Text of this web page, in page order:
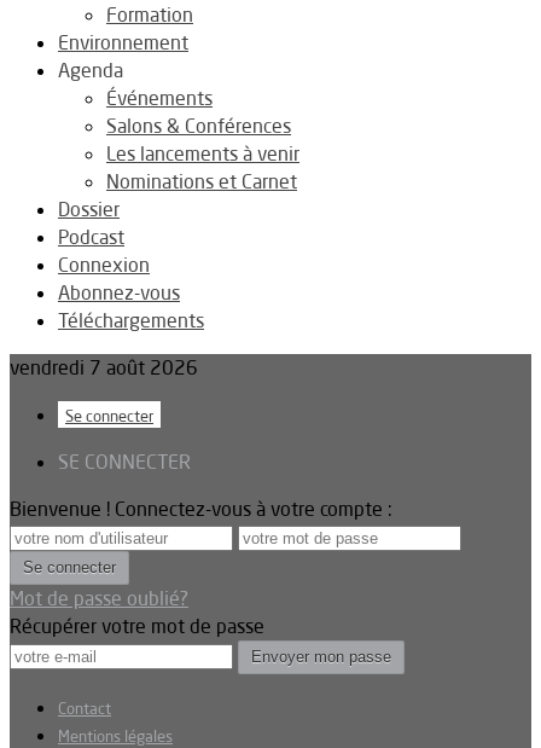
Formation
Environnement
Agenda
Événements
Salons & Conférences
Les lancements à venir
Nominations et Carnet
Dossier
Podcast
Connexion
Abonnez-vous
Téléchargements
vendredi 7 août 2026
Se connecter
SE CONNECTER
Bienvenue ! Connectez-vous à votre compte :
Mot de passe oublié?
Récupérer votre mot de passe
Contact
Mentions légales